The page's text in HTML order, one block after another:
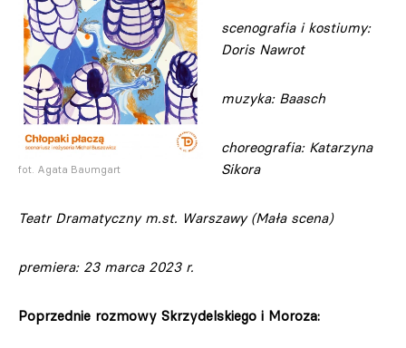
fot. Agata Baumgart
scenografia i kostiumy:
Doris Nawrot
muzyka: Baasch
choreografia: Katarzyna
Sikora
Teatr Dramatyczny m.st. Warszawy (Mała scena)
premiera: 23 marca 2023 r.
Poprzednie rozmowy Skrzydelskiego i Moroza: